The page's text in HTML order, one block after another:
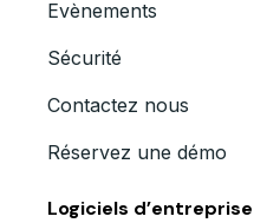
Evènements
Sécurité
Contactez nous
Réservez une démo
Logiciels d’entreprise